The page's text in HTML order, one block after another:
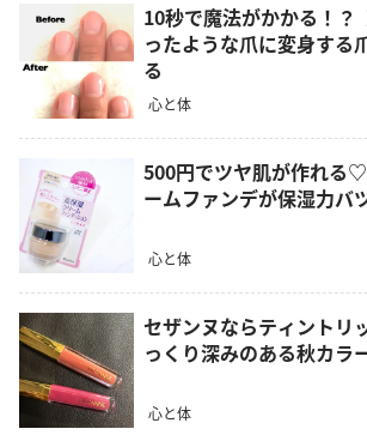
10秒で魔法がかかる！？
ったような爪に変身する
る
心と体
500円でツヤ肌が作れる
ームファンデが保湿力バ
心と体
セザンヌならティントリ
っくり深みのある秋カ
心と体